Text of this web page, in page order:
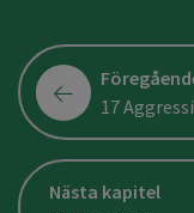
17
Nästa kapitel